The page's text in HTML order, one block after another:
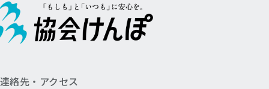
連絡先・アクセス